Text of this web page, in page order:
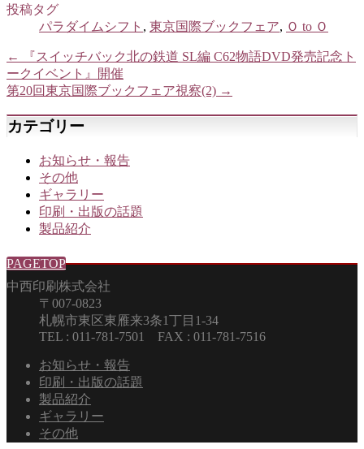
投稿タグ
パラダイムシフト , 東京国際ブックフェア, Ｏ to Ｏ
←
『スイッチバック北の鉄道 SL編 C62物語DVD発売記念ト
ークイベント』開催
第20回東京国際ブックフェア視察(2) →
カテゴリー
お知らせ・報告
その他
ギャラリー
印刷・出版の話題
製品紹介
PAGETOP
中西印刷株式会社
〒007-0823
札幌市東区東雁来3条1丁目1-34
TEL : 011-781-7501 FAX : 011-781-7516
お知らせ・報告
印刷・出版の話題
製品紹介
ギャラリー
その他